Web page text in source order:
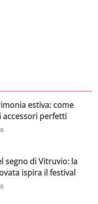
estiva: come
accessori perfetti
segno di Vitruvio: la
ispira il festival